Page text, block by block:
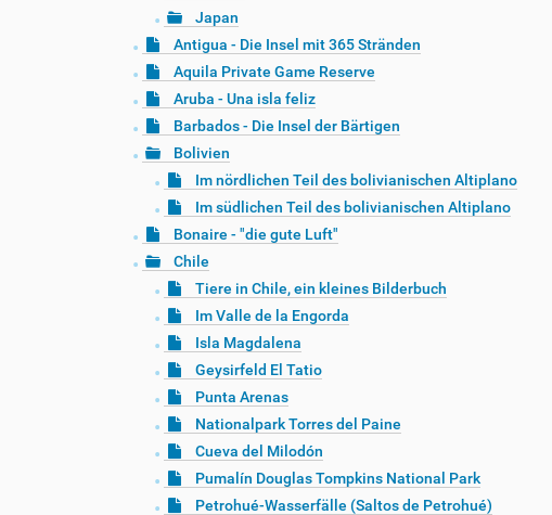
Japan
Antigua - Die Insel mit 365 Stränden
Aquila Private Game Reserve
Aruba - Una isla feliz
Barbados - Die Insel der Bärtigen
Bolivien
Im nördlichen Teil des bolivianischen Altiplano
Im südlichen Teil des bolivianischen Altiplano
Bonaire - "die gute Luft"
Chile
Tiere in Chile, ein kleines Bilderbuch
Im Valle de la Engorda
Isla Magdalena
Geysirfeld El Tatio
Punta Arenas
Nationalpark Torres del Paine
Cueva del Milodón
Pumalín Douglas Tompkins National Park
Petrohué-Wasserfälle (Saltos de Petrohué)